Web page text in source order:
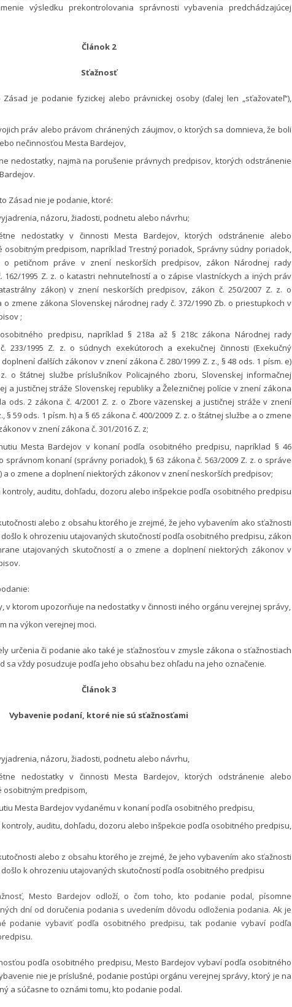
výsledku prekontrolovania správnosti vybavenia predchádzajúcej
Článok 2
Sťažnosť
je podanie fyzickej alebo právnickej osoby (ďalej len „sťažovateľ“),
práv alebo právom chránených záujmov, o ktorých sa domnieva, že boli
nečinnosťou Mesta Bardejov,
nedostatky, najmä na porušenie právnych predpisov, ktorých odstránenie
Zásad nie je podanie, ktoré:
názoru, žiadosti, podnetu alebo návrhu;
nedostatky v činnosti Mesta Bardejov, ktorých odstránenie alebo
osobitným predpisom, napríklad Trestný poriadok, Správny súdny poriadok,
o petičnom práve v znení neskorších predpisov, zákon Národnej rady
162/1995 Z. z. o katastri nehnuteľností a o zápise vlastníckych a iných práv
zákon) v znení neskorších predpisov, zákon č. 250/2007 Z. z. o
zmene zákona Slovenskej národnej rady č. 372/1990 Zb. o priestupkoch v
;
predpisu, napríklad § 218a až § 218c zákona Národnej rady
233/1995 Z. z. o súdnych exekútoroch a exekučnej činnosti (Exekučný
ďalších zákonov v znení zákona č. 280/1999 Z. z., § 48 ods. 1 písm. e)
o štátnej službe príslušníkov Policajného zboru, Slovenskej informačnej
a justičnej stráže Slovenskej republiky a Železničnej polície v znení zákona
ods. 2 zákona č. 4/2001 Z. z. o Zbore väzenskej a justičnej stráže v znení
§ 59 ods. 1 písm. h) a § 65 zákona č. 400/2009 Z. z. o štátnej službe a o zmene
v znení zákona č. 301/2016 Z. z;
Mesta Bardejov v konaní podľa osobitného predpisu, napríklad § 46
správnom konaní (správny poriadok), § 63 zákona č. 563/2009 Z. z. o správe
a o zmene a doplnení niektorých zákonov v znení neskorších predpisov;
auditu, dohľadu, dozoru alebo inšpekcie podľa osobitného predpisu
alebo z obsahu ktorého je zrejmé, že jeho vybavením ako sťažnosti
k ohrozeniu utajovaných skutočností podľa osobitného predpisu, zákon
utajovaných skutočností a o zmene a doplnení niektorých zákonov v
v ktorom upozorňuje na nedostatky v činnosti iného orgánu verejnej správy,
na výkon verejnej moci.
určenia či podanie ako také je sťažnosťou v zmysle zákona o sťažnostiach
sa vždy posudzuje podľa jeho obsahu bez ohľadu na jeho označenie.
Článok 3
Vybavenie podaní, ktoré nie sú sťažnosťami
názoru, žiadosti, podnetu alebo návrhu,
nedostatky v činnosti Mesta Bardejov, ktorých odstránenie alebo
predpisom,
Mesta Bardejov vydanému v konaní podľa osobitného predpisu,
auditu, dohľadu, dozoru alebo inšpekcie podľa osobitného predpisu,
alebo z obsahu ktorého je zrejmé, že jeho vybavením ako sťažnosti
k ohrozeniu utajovaných skutočností podľa osobitného predpisu
Mesto Bardejov odloží, o čom toho, kto podanie podal, písomne
dní od doručenia podania s uvedením dôvodu odloženia podania. Ak je
podanie vybaviť podľa osobitného predpisu, tak podanie vybaví podľa
podľa osobitného predpisu, Mesto Bardejov vybaví podľa osobitného
nie je príslušné, podanie postúpi orgánu verejnej správy, ktorý je na
a súčasne to oznámi tomu, kto podanie podal.